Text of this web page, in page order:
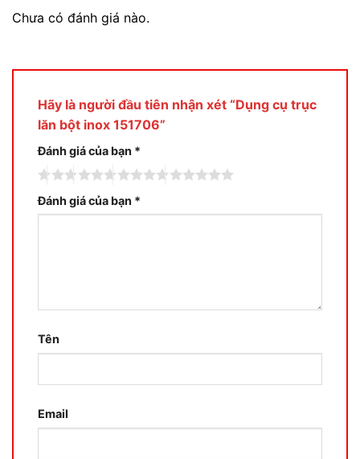
Chưa có đánh giá nào.
Hãy là người đầu tiên nhận xét “Dụng cụ trục
lăn bột inox 151706”
Đánh giá của bạn *
Đánh giá của bạn *
Tên
Email